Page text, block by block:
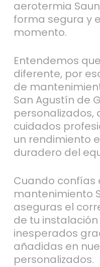
aerotermia
forma segura y
momento.
Entendemos
diferente, por
de
San Agustín de
personalizados,
cuidados
un rendimiento
duradero del
Cuando confías
mantenimiento
aseguras el
de tu
inesperados
añadidas en
personalizados.